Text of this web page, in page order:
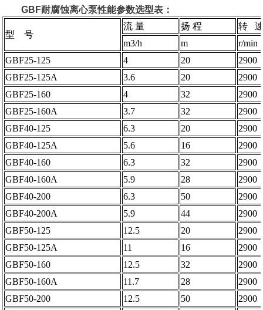
GBF耐腐蚀离心泵性能参数选型表：
型 号
流 量 扬 程
转
m3/h
m
r/min
GBF25-125
4 20
2900
GBF25-125A
3.6 20
2900
GBF25-160
4 32
2900
GBF25-160A
3.7 32
2900
GBF40-125
6.3 20
2900
GBF40-125A
5.6 16
2900
GBF40-160
6.3 32
2900
GBF40-160A
5.9 28
2900
GBF40-200
6.3 50
2900
GBF40-200A
5.9 44
2900
GBF50-125
12.5 20
2900
GBF50-125A
11 16
2900
GBF50-160
12.5 32
2900
GBF50-160A
11.7 28
2900
GBF50-200
12.5 50
2900